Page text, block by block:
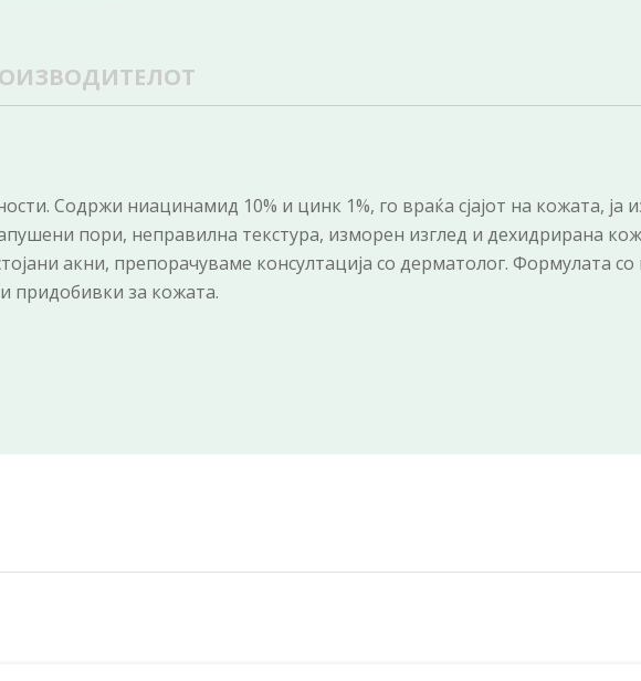
Содржи ниацинамид 10% и цинк 1%, го враќа сјајот на кожата, ја
пори, неправилна текстура, изморен изглед и дехидрирана
акни, препорачуваме консултација со дерматолог. Формулата
придобивки за кожата.